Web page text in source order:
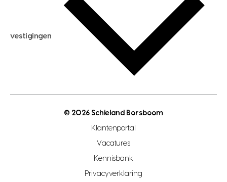
verkoopadvies
hypotheekadvies
hypotheek berekenen
maximale hypotheek berekenen
hypotheek bespaarcheck
gratis zoekprofiel aanmaken
open woningwaarde dag
vestigingen
makelaar regio zoetermeer
hypotheekshop regio den haag
hypotheekshop regio rotterdam
© 2026 Schieland Borsboom
Klantenportal
Vacatures
Kennisbank
Privacyverklaring